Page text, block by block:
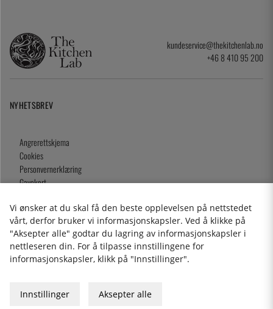
kundeservice@thekitchenlab.no
+46 8 410 95 200
NYHETSBREV
Angrerettskjema
Cookies
Personvernerklæring
Gavekort
2026 KitchenLab AB
Vi ønsker at du skal få den beste opplevelsen på nettstedet
vårt, derfor bruker vi informasjonskapsler. Ved å klikke på
"Aksepter alle" godtar du lagring av informasjonskapsler i
nettleseren din. For å tilpasse innstillingene for
informasjonskapsler, klikk på "Innstillinger".
Innstillinger Aksepter alle